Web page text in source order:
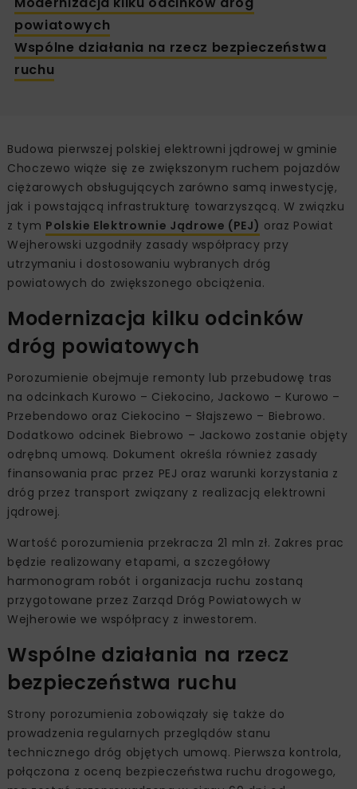
powiatowych
Wspólne działania na rzecz bezpieczeństwa
ruchu
Budowa pierwszej polskiej elektrowni jądrowej w gminie
Choczewo wiąże się ze zwiększonym ruchem pojazdów
ciężarowych obsługujących zarówno samą inwestycję,
jak i powstającą infrastrukturę towarzyszącą. W związku
z tym Polskie Elektrownie Jądrowe (PEJ) oraz Powiat
Wejherowski uzgodniły zasady współpracy przy
utrzymaniu i dostosowaniu wybranych dróg
powiatowych do zwiększonego obciążenia.
Modernizacja kilku odcinków
dróg powiatowych
Porozumienie obejmuje remonty lub przebudowę tras
na odcinkach Kurowo – Ciekocino, Jackowo – Kurowo –
Przebendowo oraz Ciekocino – Słajszewo – Biebrowo.
Dodatkowo odcinek Biebrowo – Jackowo zostanie objęty
odrębną umową. Dokument określa również zasady
finansowania prac przez PEJ oraz warunki korzystania z
dróg przez transport związany z realizacją elektrowni
jądrowej.
Wartość porozumienia przekracza 21 mln zł. Zakres prac
będzie realizowany etapami, a szczegółowy
harmonogram robót i organizacja ruchu zostaną
przygotowane przez Zarząd Dróg Powiatowych w
Wejherowie we współpracy z inwestorem.
Wspólne działania na rzecz
bezpieczeństwa ruchu
Strony porozumienia zobowiązały się także do
prowadzenia regularnych przeglądów stanu
technicznego dróg objętych umową. Pierwsza kontrola,
połączona z oceną bezpieczeństwa ruchu drogowego,